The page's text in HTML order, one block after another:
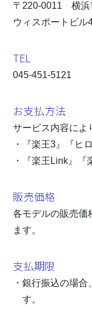
〒220-0011 横浜
ウィスポートビル
TEL
045-451-5121
お支払方法
サービス内容によ
『楽王3』『ヒ
『楽王Link』
販売価格
各モデルの販売価
ます。
支払期限
銀行振込の場合
す。